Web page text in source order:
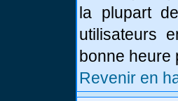
la plupart
utilisateurs
bonne heure
Revenir en